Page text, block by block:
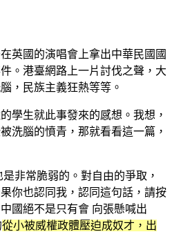
英國的演唱會上拿出中華民國國
。港臺網路上一片討伐之聲，大
，民族主義狂熱等等。
學生就此事發來的感想。我想，
洗腦的憤青，那就看看這一篇，
非常脆弱的。對自由的爭取，
你也認同我，認同這句話，請按
國絕不是只有會 向張懸喊出
從小被威權政體壓迫成奴才，出